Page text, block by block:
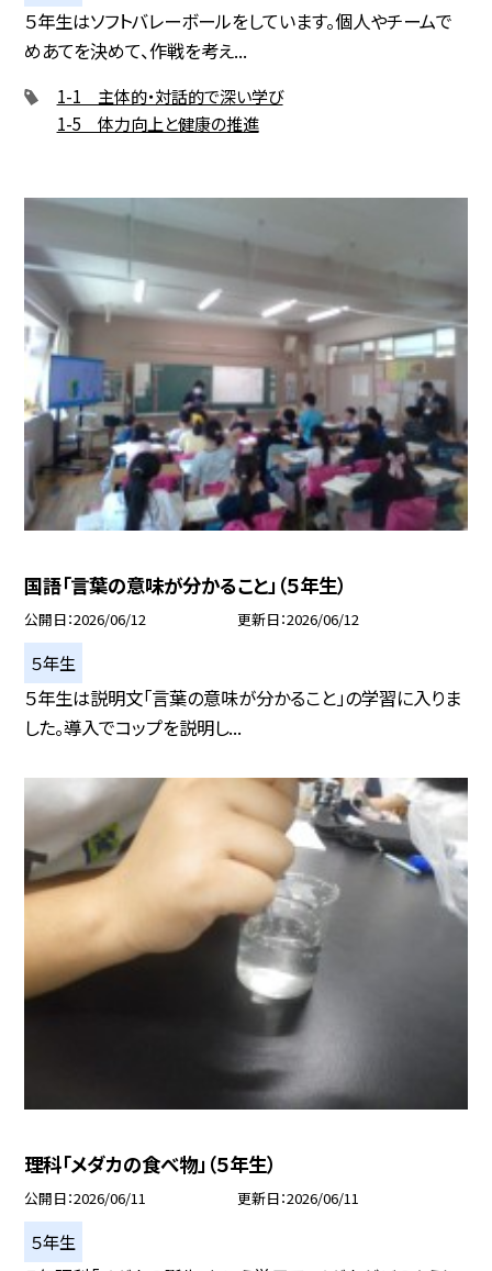
５年生はソフトバレーボールをしています。個人やチームで
めあてを決めて、作戦を考え...
1-1 主体的・対話的で深い学び
1-5 体力向上と健康の推進
国語「言葉の意味が分かること」（５年生）
公開日 2026/06/12 更新日 2026/06/12
５年生
５年生は説明文「言葉の意味が分かること」の学習に入りま
した。導入でコップを説明し...
理科「メダカの食べ物」（５年生）
公開日 2026/06/11 更新日 2026/06/11
５年生